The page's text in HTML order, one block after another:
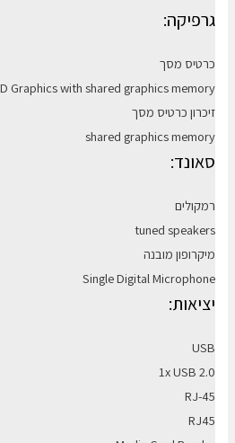
גרפיקה:
כרטיס מסך
Graphics with shared graphics memory
זיכרון כרטיס מסך
shared graphics memory
סאונד:
רמקולים
tuned speakers
מיקרופון מובנה
Single Digital Microphone
יציאות:
USB
1x USB 2.0
RJ-45
RJ45